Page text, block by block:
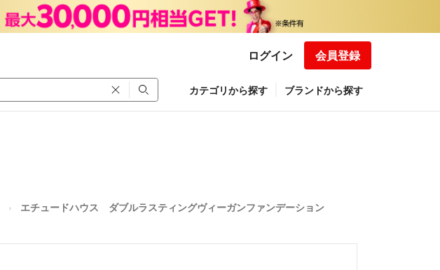
ログイン 会員登録
カテゴリから探す ブランドから探す
エチュードハウス ダブルラスティングヴィーガンファンデーション